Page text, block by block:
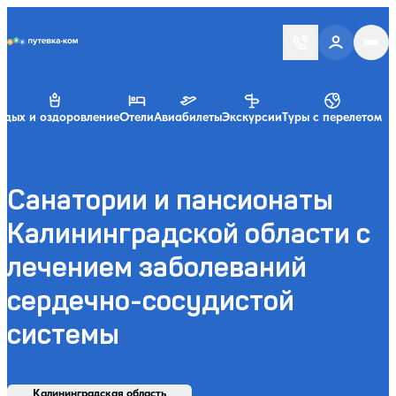
и оздоровлениеОтелиАвиабилетыЭкскурсииТуры с перелетом
Санатории и пансионаты
Калининградской области с
лечением заболеваний
сердечно-сосудистой
системы
Калининградская область
Регион, курорт или название
Профиль лечения:
Отдыхающие:
Дата заезда:
Кол-во ночей:
Найти